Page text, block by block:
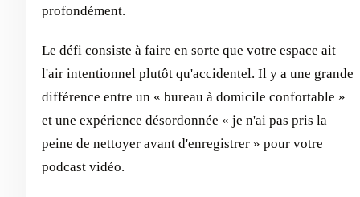
profondément.
Le défi consiste à faire en sorte que votre espace ait
l'air intentionnel plutôt qu'accidentel. Il y a une grande
différence entre un « bureau à domicile confortable »
et une expérience désordonnée « je n'ai pas pris la
peine de nettoyer avant d'enregistrer » pour votre
podcast vidéo.